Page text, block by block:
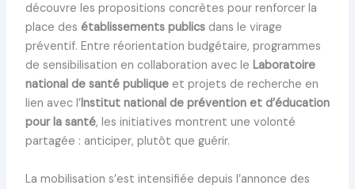
découvre les propositions concrètes pour renforcer la
place des établissements publicsdans le virage
préventif. Entre réorientation budgétaire, programmes
de sensibilisation en collaboration avec le Laboratoire
national de santé publiqueet projets de recherche en
lien avec l’Institut national de prévention et d’éducation
pour la santé, les initiatives montrent une volonté
partagée : anticiper, plutôt que guérir.
La mobilisation s’est intensifiée depuis l’annonce des